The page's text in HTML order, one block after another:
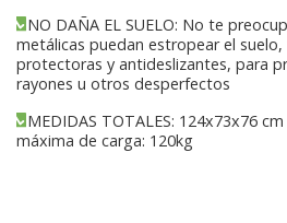
NO DAÑA EL SUELO: No te
metálicas puedan estropear el
protectoras y antideslizantes, para
rayones u otros desperfectos
MEDIDAS TOTALES: 124x73x76
máxima de carga: 120kg